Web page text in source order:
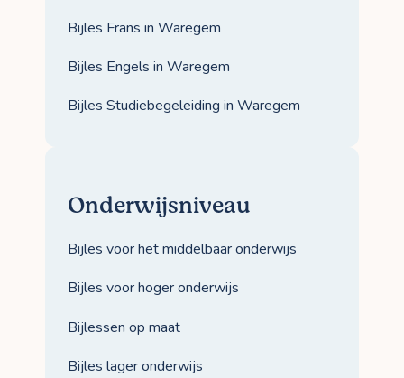
Bijles Frans in Waregem
Bijles Engels in Waregem
Bijles Studiebegeleiding in Waregem
Onderwijsniveau
Bijles voor het middelbaar onderwijs
Bijles voor hoger onderwijs
Bijlessen op maat
Bijles lager onderwijs